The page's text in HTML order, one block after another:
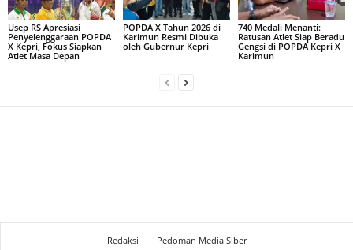
Usep RS Apresiasi
Penyelenggaraan POPDA
X Kepri, Fokus Siapkan
Atlet Masa Depan
POPDA X Tahun 2026 di
Karimun Resmi Dibuka
oleh Gubernur Kepri
740 Medali Menanti:
Ratusan Atlet Siap Beradu
Gengsi di POPDA Kepri X
Karimun
Redaksi Pedoman Media Siber